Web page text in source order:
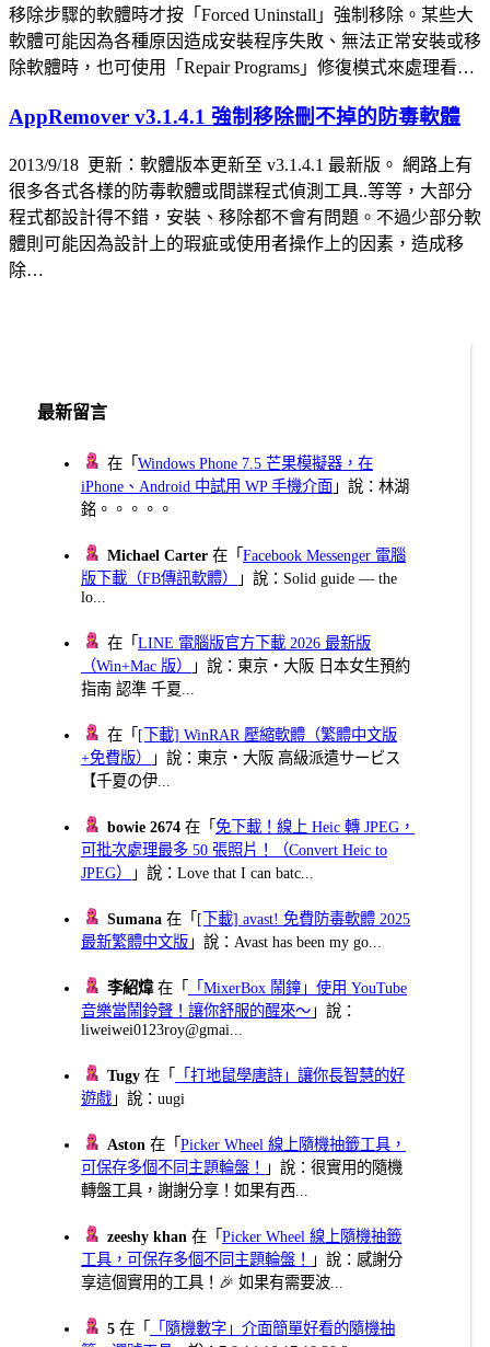
移除步驟的軟體時才按「Forced Uninstall」強制移除。某些大
軟體可能因為各種原因造成安裝程序失敗、無法正常安裝或移
除軟體時，也可使用「Repair Programs」修復模式來處理看…
AppRemover v3.1.4.1 強制移除刪不掉的防毒軟體
2013/9/18 更新：軟體版本更新至 v3.1.4.1 最新版。 網路上有
很多各式各樣的防毒軟體或間諜程式偵測工具..等等，大部分
程式都設計得不錯，安裝、移除都不會有問題。不過少部分軟
體則可能因為設計上的瑕疵或使用者操作上的因素，造成移
除…
最新留言
在「Windows Phone 7.5 芒果模擬器，在
iPhone、Android 中試用 WP 手機介面 」說：林湖
銘。。。。。
Michael Carter 在「Facebook Messenger 電腦
版下載（FB傳訊軟體）
」說：Solid guide — the
lo...
在「LINE 電腦版官方下載 2026 最新版
（Win+Mac 版）
」說：東京・大阪 日本女生預約
指南 認準 千夏...
在「 [下載] WinRAR 壓縮軟體（繁體中文版
+免費版）
」說：東京・大阪 高級派遣サービス
【千夏の伊...
bowie 2674 在「免下載！線上 Heic 轉 JPEG，
可批次處理最多 50 張照片！（Convert Heic to
JPEG）
」說：Love that I can batc...
Sumana 在「 [下載] avast! 免費防毒軟體 2025
最新繁體中文版 」說：Avast has been my go...
李紹煒在「
「MixerBox 鬧鐘」使用 YouTube
音樂當鬧鈴聲！讓你舒服的醒來～ 」說：
liweiwei0123roy@gmai...
Tugy 在「
「打地鼠學唐詩」讓你長智慧的好
遊戲 」說：uugi
Aston 在「Picker Wheel 線上隨機抽籤工具，
可保存多個不同主題輪盤！
」說：很實用的隨機
轉盤工具，謝謝分享！如果有西...
zeeshy khan 在「Picker Wheel 線上隨機抽籤
工具，可保存多個不同主題輪盤！
」說：感謝分
享這個實用的工具！🎉 如果有需要波...
5 在「
「隨機數字」介面簡單好看的隨機抽